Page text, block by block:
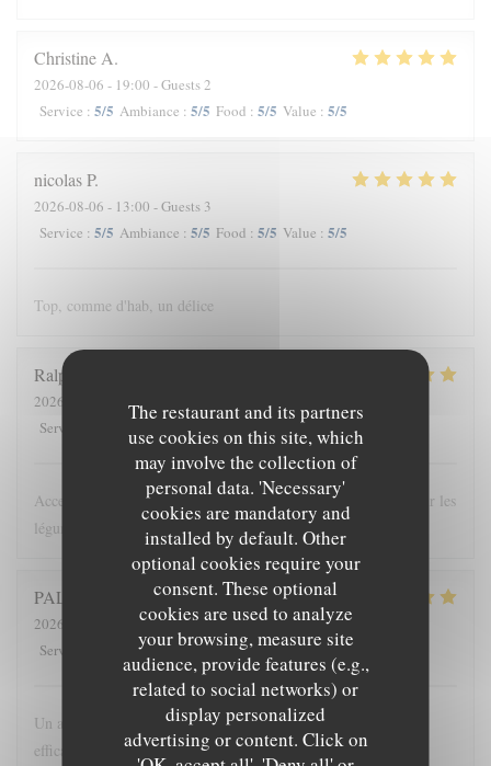
The restaurant and its partners
use cookies on this site, which
may involve the collection of
personal data. 'Necessary'
cookies are mandatory and
installed by default. Other
optional cookies require your
consent. These optional
cookies are used to analyze
your browsing, measure site
audience, provide features (e.g.,
related to social networks) or
display personalized
advertising or content. Click on
Christine A
2026-08-06 - 19:00 - Guests 2
Service : 5/5 Ambiance : 5/5 Food : 5/5 Value : 5/5
nicolasP
2026-08-06 - 13:00 - Guests 3
Service : 5/5 Ambiance : 5/5 Food : 5/5 Value : 5/5
Top, comme d'hab, un délice
Ralph
2026-08-03
- 20:30 - Guests 2
Service
/5 : 5/5 Value 5 /5
Acceuil sympathique Cuisine originale mais délicieuse centré sur les
légumes
PALUT
2026-08-05
- 19:00 - Guests 2
Service
Ambiance: 5/5 Food: 5/5 Value: 5/5
Un accueil chaleureux Une ambiance et un décor simples mais
efficaces Un personnel compétent Une assiette originale par sa